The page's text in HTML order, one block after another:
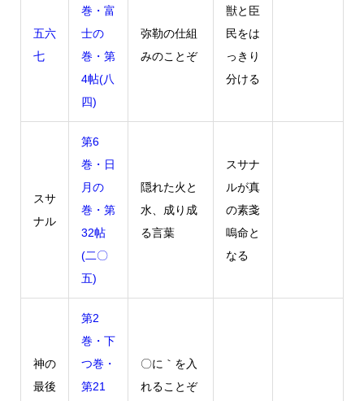
五六
七
巻・富
士の
巻・第
4帖(八
四)
弥勒の仕組
みのことぞ
獣と臣
民をは
っきり
分ける
スサ
ナル
第6
巻・日
月の
巻・第
32帖
(二〇
五)
隠れた火と
水、成り成
る言葉
スサナ
ルが真
の素戔
嗚命と
なる
神の
最後
第2
巻・下
つ巻・
第21
〇に｀を入
れることぞ